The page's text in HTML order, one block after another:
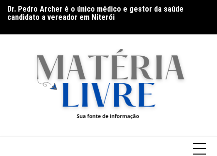
para
conteúdo
Dr. Pedro Archer é o único médico e gestor da saúde
candidato a vereador em Niterói